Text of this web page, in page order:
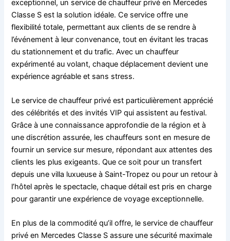
exceptionnel, un service de chauffeur privé en Mercedes
Classe S est la solution idéale. Ce service offre une
flexibilité totale, permettant aux clients de se rendre à
l’événement à leur convenance, tout en évitant les tracas
du stationnement et du trafic. Avec un chauffeur
expérimenté au volant, chaque déplacement devient une
expérience agréable et sans stress.
Le service de chauffeur privé est particulièrement apprécié
des célébrités et des invités VIP qui assistent au festival.
Grâce à une connaissance approfondie de la région et à
une discrétion assurée, les chauffeurs sont en mesure de
fournir un service sur mesure, répondant aux attentes des
clients les plus exigeants. Que ce soit pour un transfert
depuis une villa luxueuse à Saint-Tropez ou pour un retour à
l’hôtel après le spectacle, chaque détail est pris en charge
pour garantir une expérience de voyage exceptionnelle.
En plus de la commodité qu’il offre, le service de chauffeur
privé en Mercedes Classe S assure une sécurité maximale